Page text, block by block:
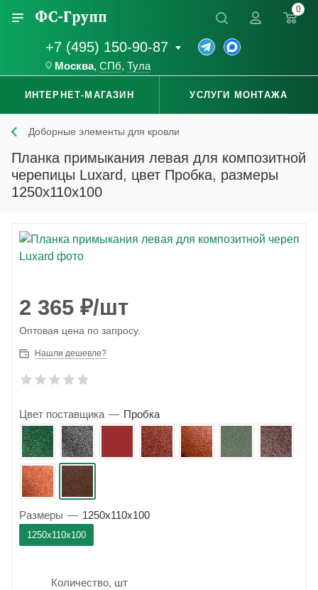
+7 (495) 150-90-87
Москва, СПб, Тула
0
ИНТЕРНЕТ-МАГАЗИН УСЛУГИ МОНТАЖА
Доборные элементы для кровли
Планка примыкания левая для композитной
черепицы Luxard, цвет Пробка, размеры
1250x110x100
2 365 ₽/шт
Оптовая цена по запросу.
Нашли дешевле?
Цвет поставщика — Пробка
Размеры — 1250x110x100
1250x110x100
Количество, шт